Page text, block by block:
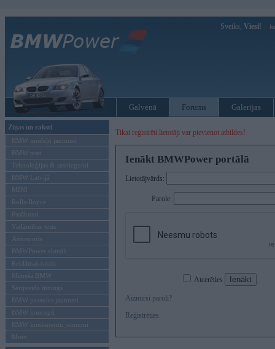
Sveiks, Viesi!
Galvenā Forums Galerijas
Ziņas un raksti
BMW modeļu jaunumi
BMW testi
Tehnoloģijas & sasniegumi
BMW Latvijā
MINI
Rolls-Royce
Pasākumi
Vadāmības tests
Autosports
BMWPower aktuāli
Reklāmas raksti
Mēneša BMW
Sērijveida tūnings
BMW pasaules jaunumi
BMW koncepti
BMW konkurentu jaunumi
Moto
Tikai reģistrēti lietotāji var pievienot atbildes!
Ienākt BMWPower portālā
Lietotājvārds:
Parole:
Atcerēties
Aizmirsi paroli?
Reģistrēties